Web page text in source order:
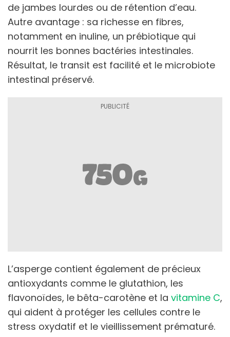
de jambes lourdes ou de rétention d’eau.
Autre avantage : sa richesse en fibres,
notamment en inuline, un prébiotique qui
nourrit les bonnes bactéries intestinales.
Résultat, le transit est facilité et le microbiote
intestinal préservé.
L’asperge contient également de précieux
antioxydants comme le glutathion, les
flavonoïdes, le bêta-carotène et la vitamine C,
qui aident à protéger les cellules contre le
stress oxydatif et le vieillissement prématuré.